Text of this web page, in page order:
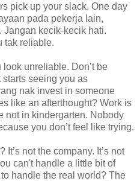
pick up your slack. One day
pada pekerja lain,
Jangan kecik-kecik hati.
tak reliable.
unreliable. Don’t be
seeing you as
nak invest in someone
like an afterthought? Work is
not in kindergarten. Nobody
you don’t feel like trying.
It’s not the company. It’s not
can't handle a little bit of
handle the real world? The